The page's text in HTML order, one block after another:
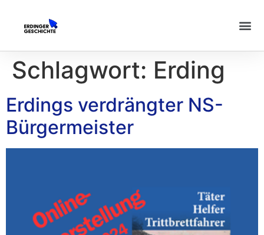
Schlagwort: Erding
Erdings verdrängter NS-
Bürgermeister